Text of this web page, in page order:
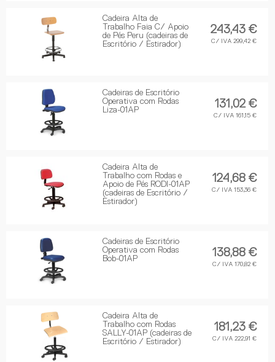
Cadeira Alta de
Trabalho Faia C/ Apoio
de Pés Peru (cadeiras de
Escritório / Estirador)
243,43 €
C/ IVA 299,42 €
Cadeiras de Escritório
Operativa com Rodas
Liza-01AP
131,02 €
C/ IVA 161,15 €
Cadeira Alta de
Trabalho com Rodas e
Apoio de Pés RODI-01AP
(cadeiras de Escritório /
Estirador)
124,68 €
C/ IVA 153,36 €
Cadeiras de Escritório
Operativa com Rodas
Bob-01AP
138,88 €
C/ IVA 170,82 €
Cadeira Alta de
Trabalho com Rodas
SALLY-01AP (cadeiras de
Escritório / Estirador)
181,23 €
C/ IVA 222,91 €